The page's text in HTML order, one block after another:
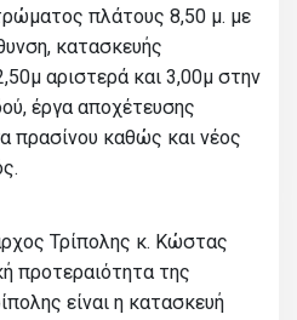
πλάτους 8,50 μ. με
κατασκευής
αριστερά και 3,00μ στην
έργα αποχέτευσης
πρασίνου καθώς και νέος
Τρίπολης κ. Κώστας
προτεραιότητα της
είναι η κατασκευή